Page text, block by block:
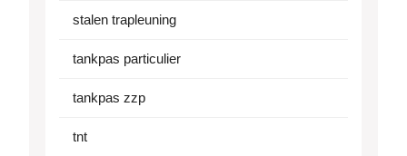
stalen trapleuning
tankpas particulier
tankpas zzp
tnt